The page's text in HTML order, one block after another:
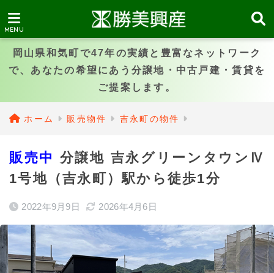
岡山県和気町で47年の実績と豊富なネットワーク
で、あなたの希望にあう分譲地・中古戸建・賃貸を
ご提案します。
ホーム 販売物件 吉永町の物件
販売中 分譲地 吉永グリーンタウンⅣ
1号地（吉永町）駅から徒歩1分
2022年9月9日 2026年4月6日